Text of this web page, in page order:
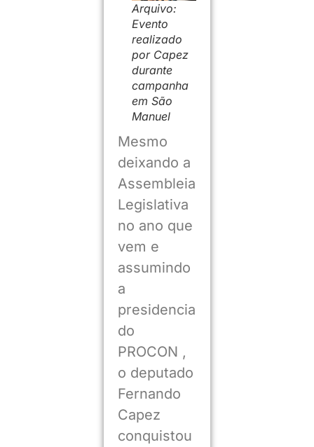
Arquivo:
Evento
realizado
por Capez
durante
campanha
em São
Manuel
Mesmo
deixando a
Assembleia
Legislativa
no ano que
vem e
assumindo
a
presidencia
do
PROCON ,
o deputado
Fernando
Capez
conquistou